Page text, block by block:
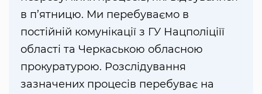
в п’ятницю. Ми перебуваємо в
постійній комунікації з ГУ Нацполіціїї
області та Черкаською обласною
прокуратурою. Розслідування
зазначених процесів перебуває на